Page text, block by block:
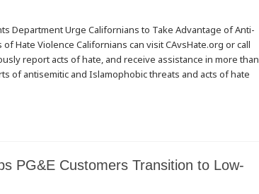
Department Urge Californians to Take Advantage of Anti-
Hate Violence Californians can visit CAvsHate.org or call
report acts of hate, and receive assistance in more than
of antisemitic and Islamophobic threats and acts of hate
PG&E Customers Transition to Low-